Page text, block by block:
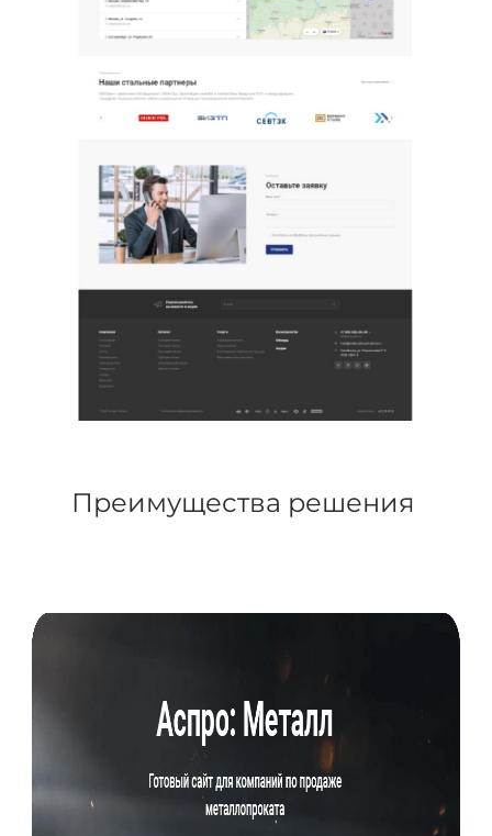
Преимущества решения